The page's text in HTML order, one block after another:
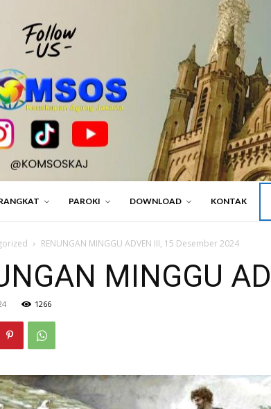
PAROKI DOWNLOAD KONTAK
RENUNGAN MINGGU ADVEN III, 15 Desember 2024
MINGGU
1266